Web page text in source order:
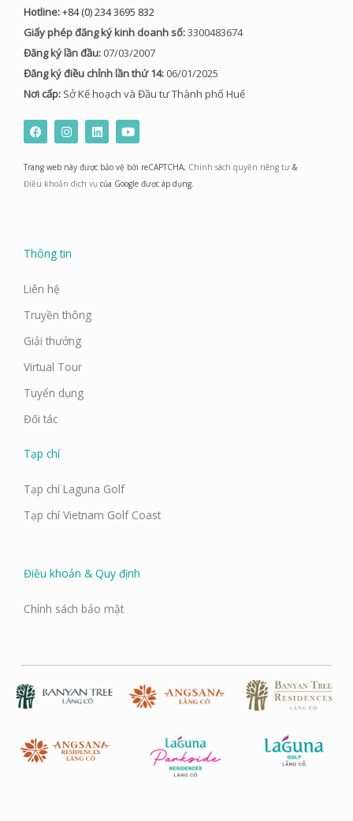
Hotline:+84 (0) 234 3695 832
Giấy phép đăng ký kinh doanh số:3300483674
Đăng ký lần đầu: 07/03/2007
Đăng ký điều chỉnh lần thứ 14: 06/01/2025
Nơi cấp: Sở Kế hoạch và Đầu tư Thành phố Huế
F
a
c
b
o
I
n
s
a
g
L
i
n
k
e
d
Y
o
u
t
u
b
Trang web này được bảo vệ bởi reCAPTCHA, Chính sách quyền riêng tư &
Điều khoản dịch vụ của Google được áp dụng.
Thông tin
Liên hệ
Truyền thông
Giải thưởng
Virtual Tour
Tuyển dụng
Đối tác
Tạp chí
Tạp chí Laguna Golf
Tạp chí Vietnam Golf Coast
Điều khoản & Quy định
Chính sách bảo mật